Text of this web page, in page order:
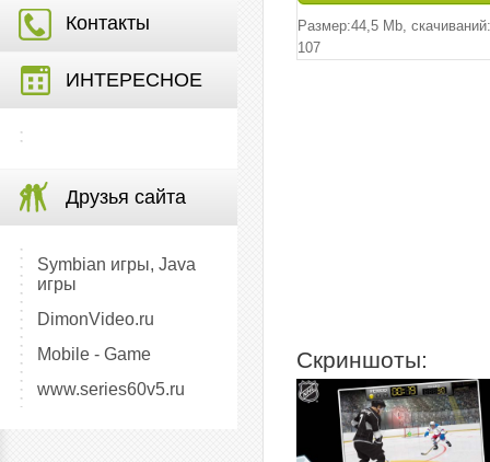
Контакты
ИНТЕРЕСНОЕ
Друзья сайта
Symbian игры, Java
игры
DimonVideo.ru
Mobile - Game
www.series60v5.ru
Размер:44,5 Mb, cкачиваний:
107
Скриншоты: